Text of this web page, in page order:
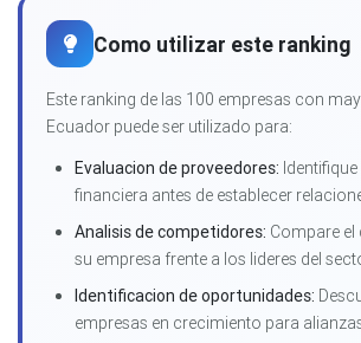
Como utilizar este ranking
Este ranking de las 100 empresas con
Ecuador puede ser utilizado para:
Evaluacion de proveedores:
financiera antes de establecer
Analisis de competidores: Compare el
su empresa frente a los lideres del
Identificacion de oportunidades:
empresas en crecimiento para